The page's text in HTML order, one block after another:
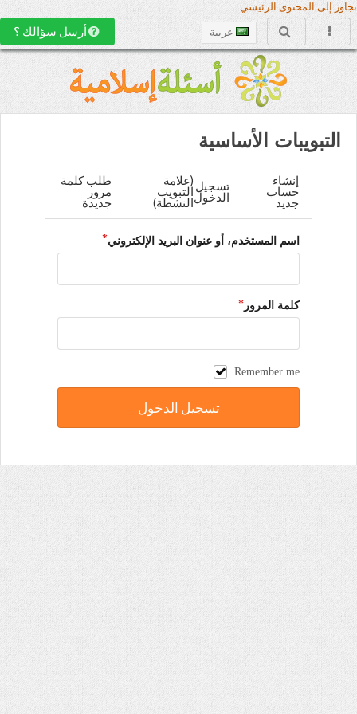
تجاوز إلى المحتوى الرئيسي
عربية أرسل سؤالك ؟
التبويبات الأساسية
إنشاء
حساب
جديد
تسجيل
الدخول
(علامة
التبويب
النشطة)
طلب كلمة
مرور
جديدة
اسم المستخدم، أو عنوان البريد الإلكتروني
كلمة المرور
Remember me